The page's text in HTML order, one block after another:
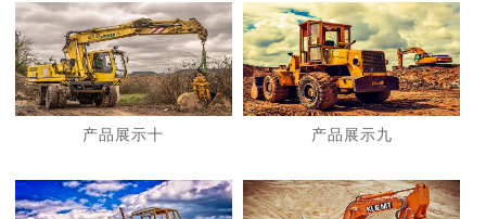
产品展示十 产品展示九